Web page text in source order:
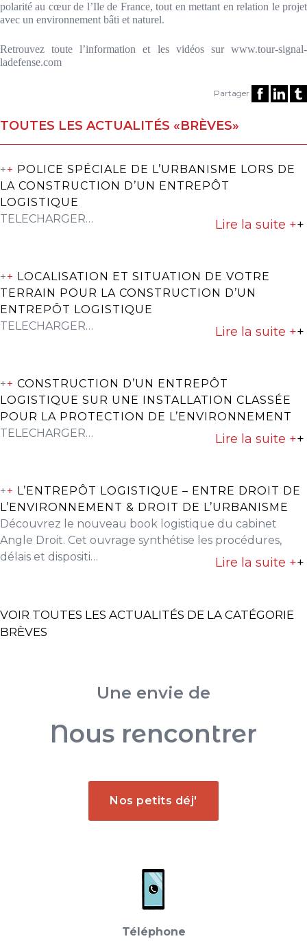
polarité au cœur de l’Ile de France, tout en mettant en relation le projet
avec un environnement bâti et naturel.
Retrouvez toute l’information et les vidéos sur www.tour-signal-
ladefense.com
Partager
TOUTES LES ACTUALITÉS «BRÈVES»
++ POLICE SPÉCIALE DE L’URBANISME LORS DE
LA CONSTRUCTION D’UN ENTREPÔT
LOGISTIQUE
TELECHARGER…
Lire la suite ++
++ LOCALISATION ET SITUATION DE VOTRE
TERRAIN POUR LA CONSTRUCTION D’UN
ENTREPÔT LOGISTIQUE
TELECHARGER…
Lire la suite ++
++ CONSTRUCTION D’UN ENTREPÔT
LOGISTIQUE SUR UNE INSTALLATION CLASSÉE
POUR LA PROTECTION DE L’ENVIRONNEMENT
TELECHARGER…
Lire la suite ++
++ L’ENTREPÔT LOGISTIQUE – ENTRE DROIT DE
L’ENVIRONNEMENT & DROIT DE L’URBANISME
Découvrez le nouveau book logistique du cabinet
Angle Droit. Cet ouvrage synthétise les procédures,
délais et dispositi…
Lire la suite ++
VOIR TOUTES LES ACTUALITÉS DE LA CATÉGORIE
BRÈVES
Une envie de
Nous rencontrer
Nos petits déj'
Téléphone